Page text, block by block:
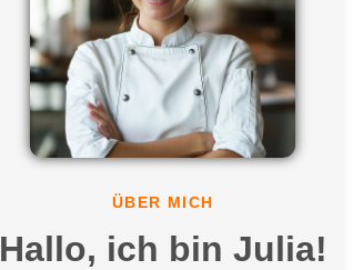
ÜBER MICH
Hallo, ich bin Julia!